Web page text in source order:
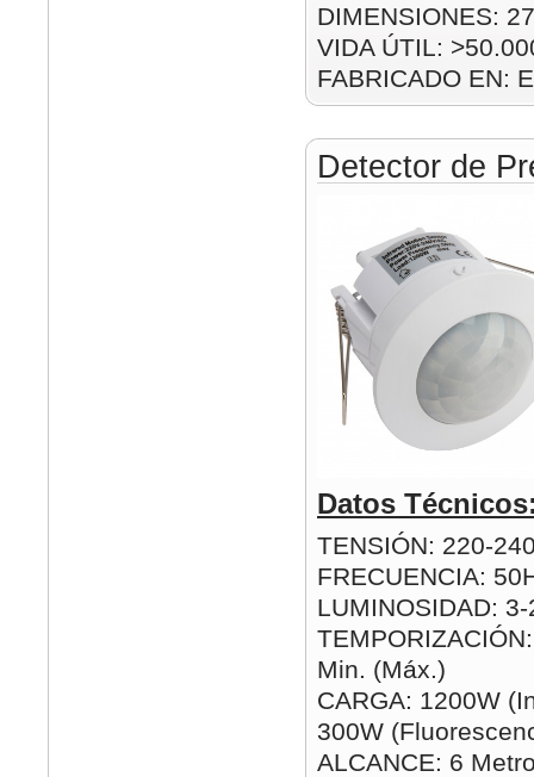
DIMENSIONES:
VIDA ÚTIL:
FABRICADO EN:
Detector de
Datos
TENSIÓN: 220-
FRECUENCIA:
LUMINOSIDAD:
Min. (Máx.)
CARGA: 1200W
300W
ALCANCE: 6